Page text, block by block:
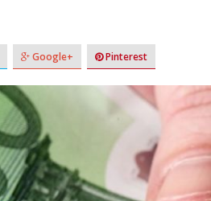
Google+ Pinterest